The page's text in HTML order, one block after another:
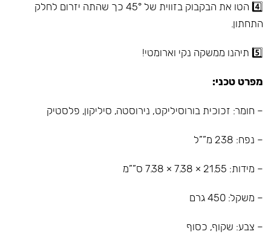
4️⃣ הטו את הבקבוק בזווית של 45° כך שהתה יזרום לחלק
התחתון.
5️⃣ תיהנו ממשקה נקי וארומטי!
מפרט טכני:
– חומר: זכוכית בורוסיליקט, נירוסטה, סיליקון, פלסטיק
– נפח: 238 מ””ל
– מידות: 21.55 × 7.38 × 7.38 ס””מ
– משקל: 450 גרם
– צבע: שקוף, כסוף